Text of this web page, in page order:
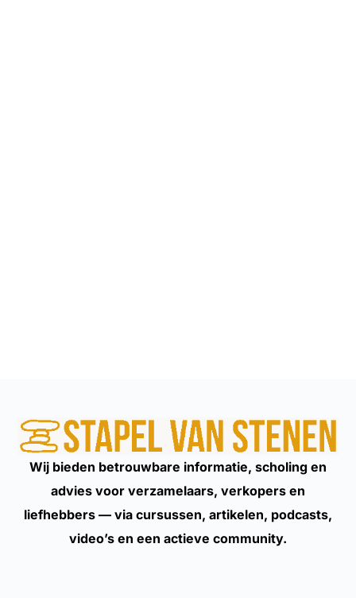
Wij bieden betrouwbare informatie, scholing en
advies voor verzamelaars, verkopers en
liefhebbers — via cursussen, artikelen, podcasts,
video’s en een actieve community.